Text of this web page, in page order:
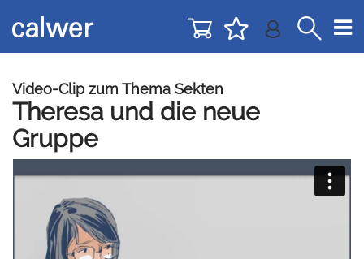
zur
Navigation
zum
Inhalt
Video-Clip zum Thema Sekten
Theresa und die neue
Gruppe